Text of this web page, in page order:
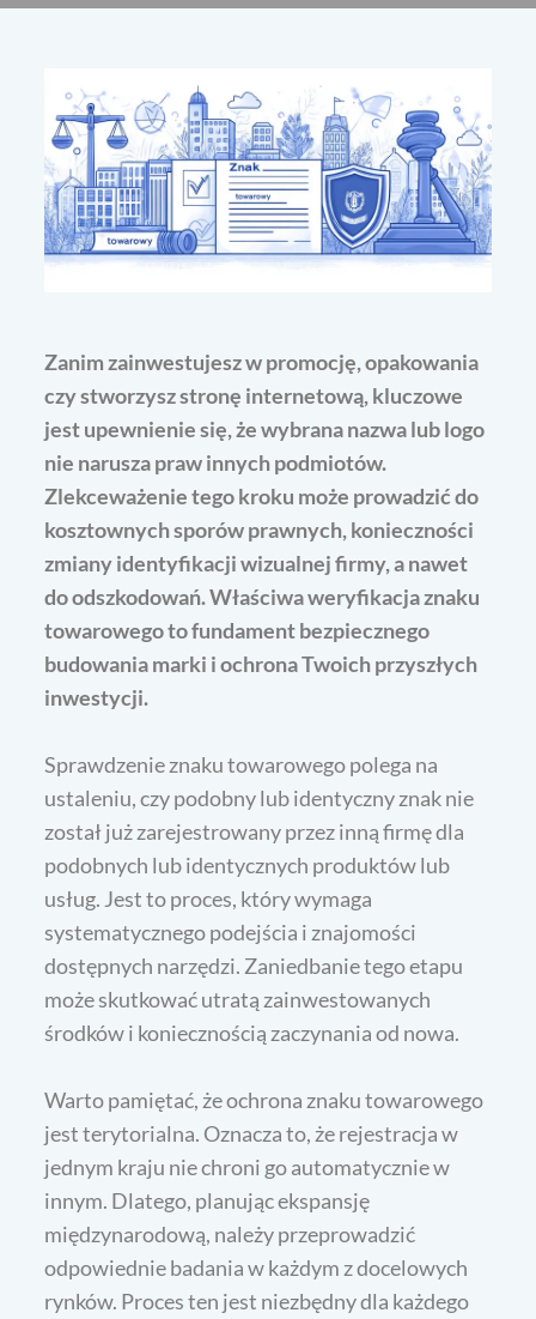
Zanim zainwestujesz w promocję, opakowania
czy stworzysz stronę internetową, kluczowe
jest upewnienie się, że wybrana nazwa lub logo
nie narusza praw innych podmiotów.
Zlekceważenie tego kroku może prowadzić do
kosztownych sporów prawnych, konieczności
zmiany identyfikacji wizualnej firmy, a nawet
do odszkodowań. Właściwa weryfikacja znaku
towarowego to fundament bezpiecznego
budowania marki i ochrona Twoich przyszłych
inwestycji.
Sprawdzenie znaku towarowego polega na
ustaleniu, czy podobny lub identyczny znak nie
został już zarejestrowany przez inną firmę dla
podobnych lub identycznych produktów lub
usług. Jest to proces, który wymaga
systematycznego podejścia i znajomości
dostępnych narzędzi. Zaniedbanie tego etapu
może skutkować utratą zainwestowanych
środków i koniecznością zaczynania od nowa.
Warto pamiętać, że ochrona znaku towarowego
jest terytorialna. Oznacza to, że rejestracja w
jednym kraju nie chroni go automatycznie w
innym. Dlatego, planując ekspansję
międzynarodową, należy przeprowadzić
odpowiednie badania w każdym z docelowych
rynków. Proces ten jest niezbędny dla każdego